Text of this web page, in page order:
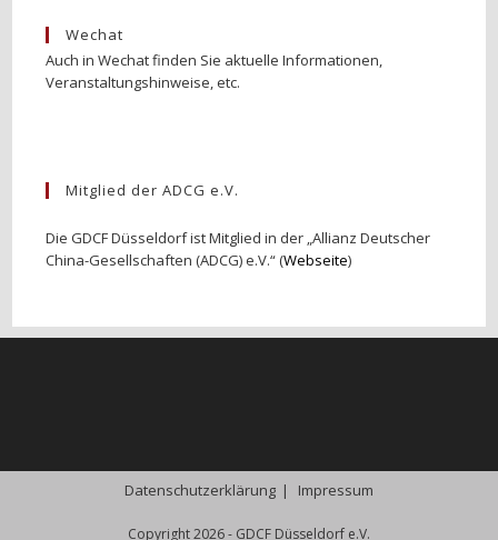
Wechat
Auch in Wechat finden Sie aktuelle Informationen,
Veranstaltungshinweise, etc.
Mitglied der ADCG e.V.
Die GDCF Düsseldorf ist Mitglied in der „Allianz Deutscher
China-Gesellschaften (ADCG) e.V.“ (Webseite)
Datenschutzerklärung Impressum
Copyright 2026 - GDCF Düsseldorf e.V.